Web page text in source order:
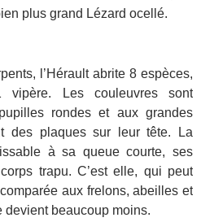
plus grand Lézard ocellé.
l’Hérault abrite 8 espèces,
Les couleuvres sont
rondes et aux grandes
des plaques sur leur tête. La
à sa queue courte, ses
trapu. C’est elle, qui peut
aux frelons, abeilles et
devient beaucoup moins.